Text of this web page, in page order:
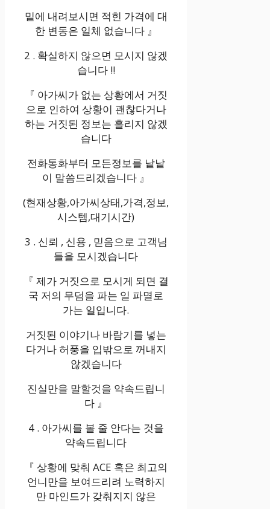
밑에 내려보시면 적힌 가격에 대
한 변동은 일체 없습니다 』
2 . 확실하지 않으면 모시지 않겠
습니다 !!
『 아가씨가 없는 상황에서 거짓
으로 인하여 상황이 괜찮다거나
하는 거짓된 정보는 흘리지 않겠
습니다
전화통화부터 모든정보를 낱낱
이 말씀드리겠습니다 』
(현재상황,아가씨상태,가격,정보,
시스템,대기시간)
3 . 신뢰 , 신용 , 믿음으로 고객님
들을 모시겠습니다
『 제가 거짓으로 모시게 되면 결
국 저의 무덤을 파는 일 파멸로
가는 일입니다.
거짓된 이야기나 바람기를 넣는
다거나 허풍을 입밖으로 꺼내지
않겠습니다
진실만을 말할것을 약속드립니
다 』
4 . 아가씨를 볼 줄 안다는 것을
약속드립니다
『 상황에 맞춰 ACE 혹은 최고의
언니만을 보여드리려 노력하지
만 마인드가 갖춰지지 않은